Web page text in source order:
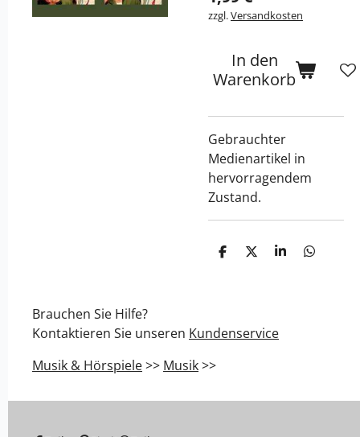
zzgl.Versandkosten
In den
Warenkorb
Gebrauchter
Medienartikel in
hervorragendem
Zustand.
T
T
T
T
Brauchen Sie Hilfe?
Kontaktieren Sie unseren Kundenservice
Musik & Hörspiele>> Musik>>